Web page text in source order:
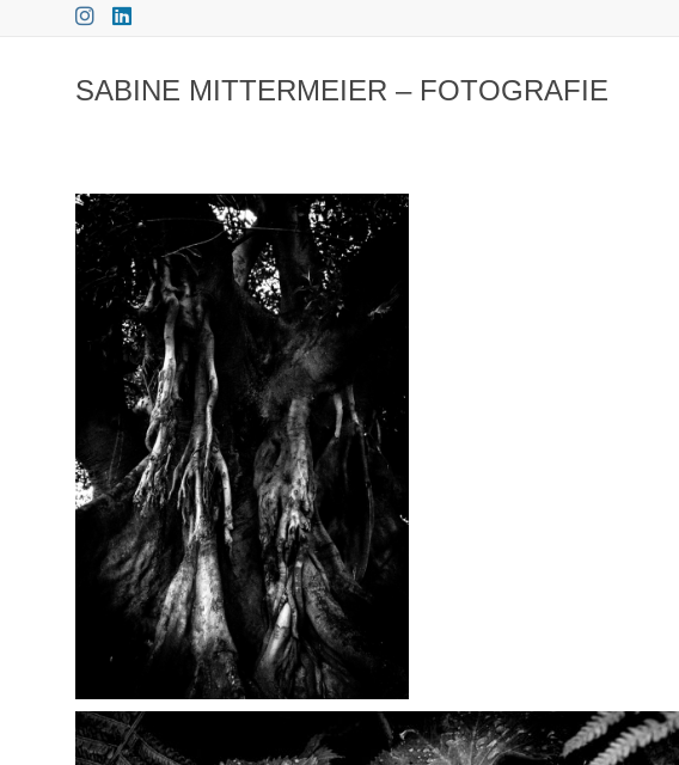
SABINE MITTERMEIER – FOTOGRAFIE